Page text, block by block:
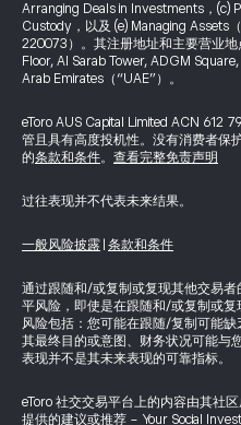
Arranging Deals in Investments，(c)
Custody，以及 (e) Managing Assets
220073）。其注册地址和主要营业
Floor, Al Sarab Tower, ADGM
Arab Emirates（“UAE”）。
eToro AUS Capital Limited ACN 612
管且具有高度投机性。没有消费者保
的条款和条件。 查看完整免责声明
过往表现并不代表未来结果。
一般风险披露 条款和条件
通过跟随和/或复制或复现其他交易者
平风险，即使是在跟随和/或复制或
风险包括：您可能在跟随/复制可能
其最终目的或意图、财务状况可能与
表现并不是其未来表现的可靠指标。
eToro 社交交易平台上的内容由其社
提供的建议或推荐 - Your Social